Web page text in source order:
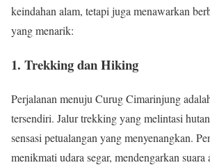
keindahan alam, tetapi juga menawarkan
yang menarik:
1. Trekking dan Hiking
Perjalanan menuju Curug Cimarinjung
tersendiri. Jalur trekking yang melintasi
sensasi petualangan yang menyenangkan.
menikmati udara segar, mendengarkan suara